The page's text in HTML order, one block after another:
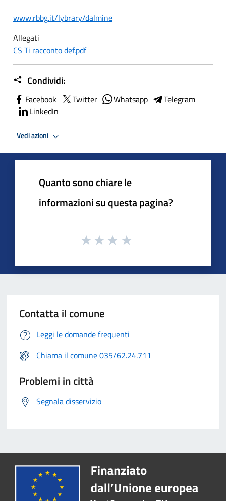
www.rbbg.it/lybrary/dalmine
Allegati
CS Ti racconto def.pdf
Condividi:
Facebook Twitter Whatsapp
Telegram
LinkedIn
Vedi azioni
Quanto sono chiare le
informazioni su questa pagina?
Contatta il comune
Leggi le domande frequenti
Chiama il comune 035/62.24.711
Problemi in città
Segnala disservizio